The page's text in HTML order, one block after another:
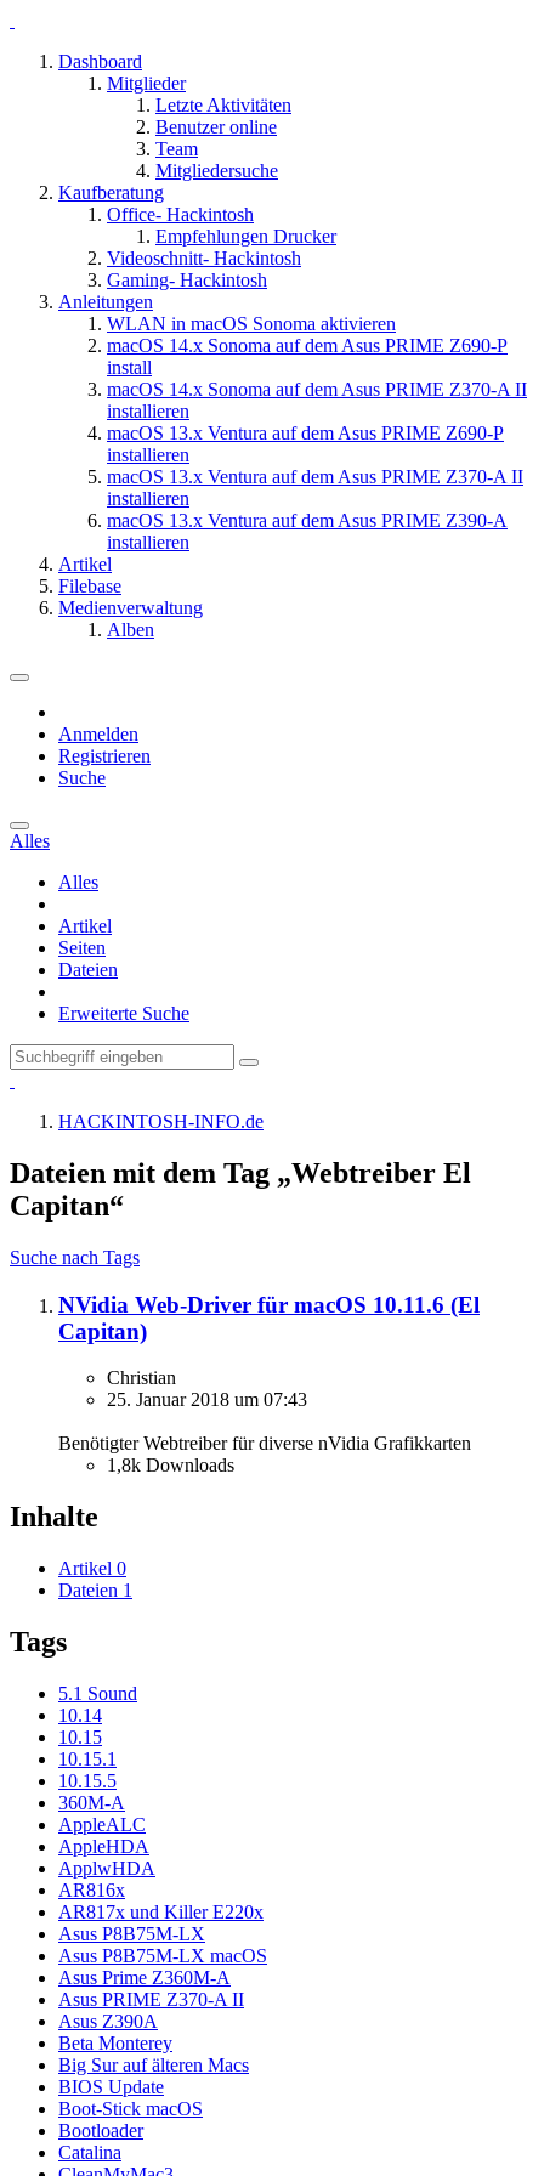
Dashboard
Mitglieder
Letzte Aktivitäten
Benutzer online
Team
Mitgliedersuche
Kaufberatung
Office- Hackintosh
Empfehlungen Drucker
Videoschnitt- Hackintosh
Gaming- Hackintosh
Anleitungen
WLAN in macOS Sonoma aktivieren
macOS 14.x Sonoma auf dem Asus PRIME Z690-P
install
macOS 14.x Sonoma auf dem Asus PRIME Z370-A II
installieren
macOS 13.x Ventura auf dem Asus PRIME Z690-P
installieren
macOS 13.x Ventura auf dem Asus PRIME Z370-A II
installieren
macOS 13.x Ventura auf dem Asus PRIME Z390-A
installieren
Artikel
Filebase
Medienverwaltung
Alben
Anmelden
Registrieren
Suche
Alles
Alles
Artikel
Seiten
Dateien
Erweiterte Suche
HACKINTOSH-INFO.de
Dateien mit dem Tag „Webtreiber El
Capitan“
Suche nach Tags
NVidia Web-Driver für macOS 10.11.6 (El
Capitan)
Christian
25. Januar 2018 um 07:43
Benötigter Webtreiber für diverse nVidia Grafikkarten
1,8k Downloads
Inhalte
Artikel 0
Dateien 1
Tags
5.1 Sound
10.14
10.15
10.15.1
10.15.5
360M-A
AppleALC
AppleHDA
ApplwHDA
AR816x
AR817x und Killer E220x
Asus P8B75M-LX
Asus P8B75M-LX macOS
Asus Prime Z360M-A
Asus PRIME Z370-A II
Asus Z390A
Beta Monterey
Big Sur auf älteren Macs
BIOS Update
Boot-Stick macOS
Bootloader
Catalina